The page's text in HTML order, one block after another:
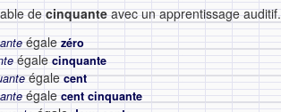
de cinquante avec un apprentissage auditif.
égale zéro
égale cinquante
égalecent
égale cent cinquante